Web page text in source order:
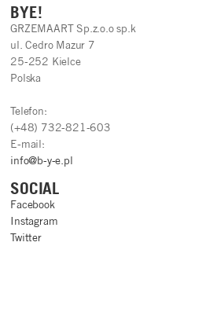
BYE!
GRZEMAART Sp.z.o.o sp.k
ul. Cedro Mazur 7
25-252 Kielce
Polska
Telefon:
(+48) 732-821-603
E-mail:
info@b-y-e.pl
SOCIAL
Facebook
Instagram
Twitter